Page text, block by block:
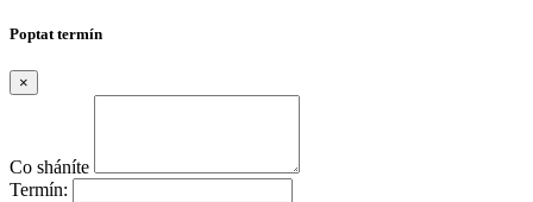
Poptat termín
×
Co sháníte
Termín: